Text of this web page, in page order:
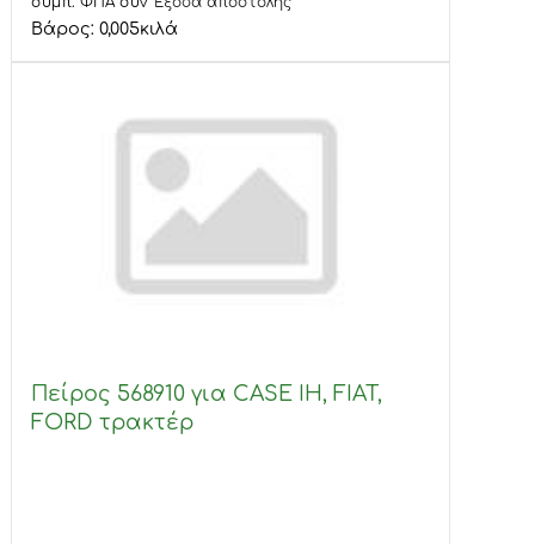
Βάρος: 0,005κιλά
Πείρος 568910 για CASE IH, FIAT,
FORD τρακτέρ